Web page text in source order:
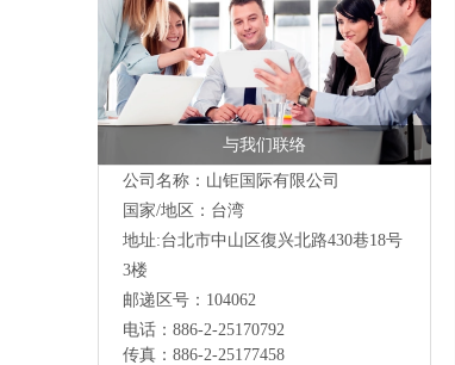
与我们联络
公司名称：山钜国际有限公司
国家/地区：台湾
地址:台北市中山区復兴北路430巷18号
3楼
邮递区号：104062
电话：886-2-25170792
传真：886-2-25177458